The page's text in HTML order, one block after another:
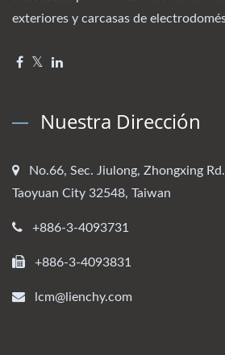
exteriores y carcasas de
Nuestra Dirección
No.66, Sec. Jiulong, Zhongxing
Taoyuan City 32548, Taiwan
+886-3-4093731
+886-3-4093831
lcm@lienchy.com